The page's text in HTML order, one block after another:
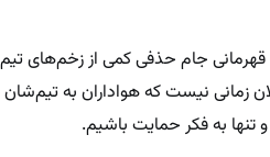
قهرمانی جام حذفی کمی از زخم‌های
زمانی نیست که هواداران به
و تنها به فکر حمایت باشیم.